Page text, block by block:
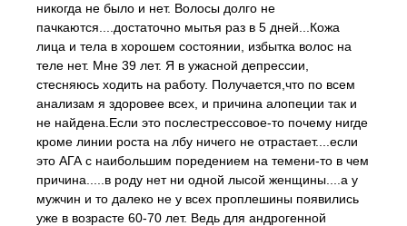
никогда не было и нет. Волосы долго не
пачкаются....достаточно мытья раз в 5 дней...Кожа
лица и тела в хорошем состоянии, избытка волос на
теле нет. Мне 39 лет. Я в ужасной депрессии,
стесняюсь ходить на работу. Получается,что по всем
анализам я здоровее всех, и причина алопеции так и
не найдена.Если это послестрессовое-то почему нигде
кроме линии роста на лбу ничего не отрастает....если
это АГА с наибольшим поредением на темени-то в чем
причина.....в роду нет ни одной лысой женщины....а у
мужчин и то далеко не у всех проплешины появились
уже в возрасте 60-70 лет. Ведь для андрогенной